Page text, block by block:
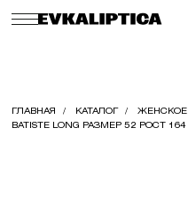
ГЛАВНАЯ КАТАЛОГ ЖЕНСКОЕ
BATISTE LONG РАЗМЕР 52 РОСТ 164